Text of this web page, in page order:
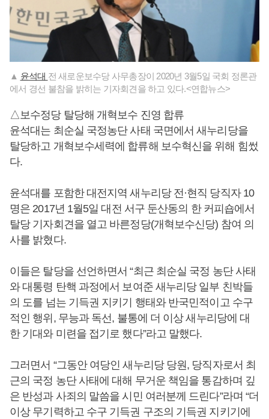
▲ 윤석대 전 새로운보수당 사무총장이 2020년 3월5일 국회 정론관
에서 경선 불참을 밝히는 기자회견을 하고 있다.<연합뉴스>
△보수정당 탈당해 개혁보수 진영 합류
윤석대는 최순실 국정농단 사태 국면에서 새누리당을
탈당하고 개혁보수세력에 합류해 보수혁신을 위해 힘썼
다.
윤석대를 포함한 대전지역 새누리당 전·현직 당직자 10
명은 2017년 1월5일 대전 서구 둔산동의 한 커피숍에서
탈당 기자회견을 열고 바른정당(개혁보수신당) 참여 의
사를 밝혔다.
이들은 탈당을 선언하면서 “최근 최순실 국정 농단 사태
와 대통령 탄핵 과정에서 보여준 새누리당 일부 친박들
의 도를 넘는 기득권 지키기 행태와 반국민적이고 수구
적인 행위, 무능과 독선, 불통에 더 이상 새누리당에 대
한 기대와 미련을 접기로 했다”라고 말했다.
그러면서 “그동안 여당인 새누리당 당원, 당직자로서 최
근의 국정 농단 사태에 대해 무거운 책임을 통감하며 깊
은 반성과 사죄의 말씀을 시민 여러분께 드린다”라며 “더
이상 무기력하고 수구 기득권 구조의 기득권 지키기에